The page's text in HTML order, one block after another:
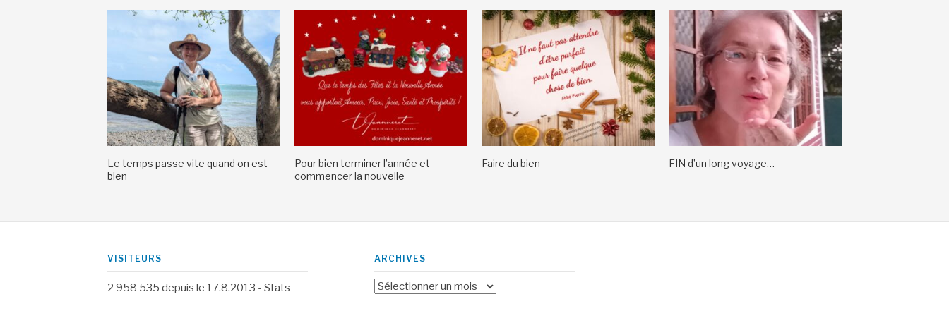
Le temps passe vite quand on est
bien
Pour bien terminer l’année et
commencer la nouvelle
Faire du bien FIN d’un long voyage…
VISITEURS
2 958 535 depuis le 17.8.2013 - Stats
ARCHIVES
Archives